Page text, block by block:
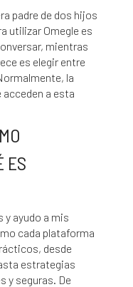
padre de dos hijos
utilizar Omegle es
mientras
es elegir entre
la
acceden a esta
ES
y ayudo a mis
cada plataforma
desde
estrategias
y seguras. De